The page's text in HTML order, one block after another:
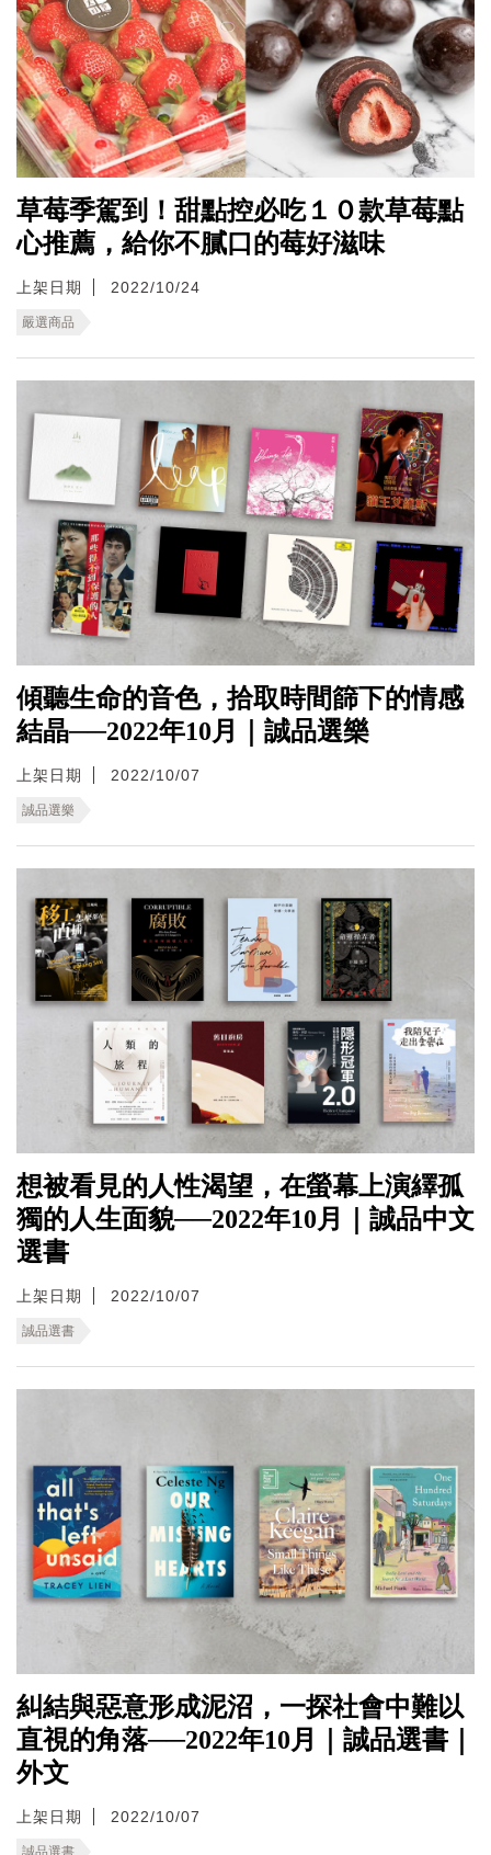
草莓季駕到！甜點控必吃１０款草莓點
心推薦，給你不膩口的莓好滋味
上架日期 2022/10/24
嚴選商品
傾聽生命的音色，拾取時間篩下的情感
結晶──2022年10月｜誠品選樂
上架日期 2022/10/07
誠品選樂
想被看見的人性渴望，在螢幕上演繹孤
獨的人生面貌──2022年10月｜誠品中文
選書
上架日期 2022/10/07
誠品選書
糾結與惡意形成泥沼，一探社會中難以
直視的角落──2022年10月｜誠品選書｜
外文
上架日期 2022/10/07
誠品選書